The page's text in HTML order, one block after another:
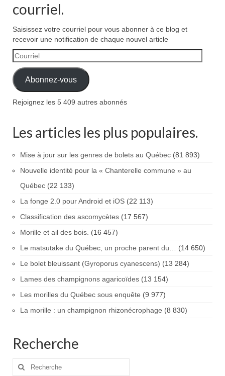
courriel.
Saisissez votre courriel pour vous abonner à ce blog et
recevoir une notification de chaque nouvel article
Courriel
Abonnez-vous
Rejoignez les 5 409 autres abonnés
Les articles les plus populaires.
Mise à jour sur les genres de bolets au Québec (81 893)
Nouvelle identité pour la « Chanterelle commune » au
Québec (22 133)
La fonge 2.0 pour Android et iOS (22 113)
Classification des ascomycètes (17 567)
Morille et ail des bois. (16 457)
Le matsutake du Québec, un proche parent du… (14 650)
Le bolet bleuissant (Gyroporus cyanescens) (13 284)
Lames des champignons agaricoïdes (13 154)
Les morilles du Québec sous enquête (9 977)
La morille : un champignon rhizonécrophage (8 830)
Recherche
Rechercher